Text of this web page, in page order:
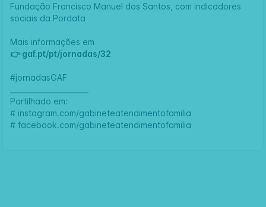
Fundação Francisco Manuel dos Santos, com indicadores
sociais da Pordata
Mais informações em
👉gaf.pt/pt/jornadas/32
#jornadasGAF
Partilhado em:
# instagram.com/gabineteatendimentofamilia
# facebook.com/gabineteatendimentofamilia